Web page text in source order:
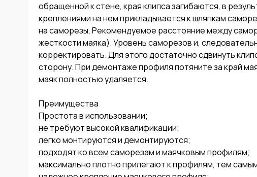
обращенной к стене, края клипса загибаются, в
креплениями на нем прикладывается к шляпкам
на саморезы. Рекомендуемое расстояние между
жесткости маяка). Уровень саморезов и,
корректировать. Для этого достаточно сдвинуть
сторону. При демонтаже профиля потяните за край
маяк полностью удаляется.
Преимущества
Простота в использовании;
не требуют высокой квалификации;
легко монтируются и демонтируются;
подходят ко всем саморезам и маячковым профилям;
максимально плотно прилегают к профилям, тем